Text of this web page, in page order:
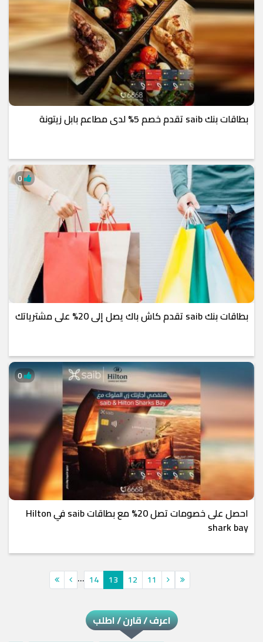
بطاقات بنك saib تقدم خصم 5% لدى مطاعم بابل زيتونة
بطاقات بنك saib تقدم كاش باك يصل إلى 20% على مشترياتك
0
احصل على خصومات تصل 20% مع بطاقات saib في Hilton
shark bay
0
11
12
13
14
...
اعرف / قارن / اطلب